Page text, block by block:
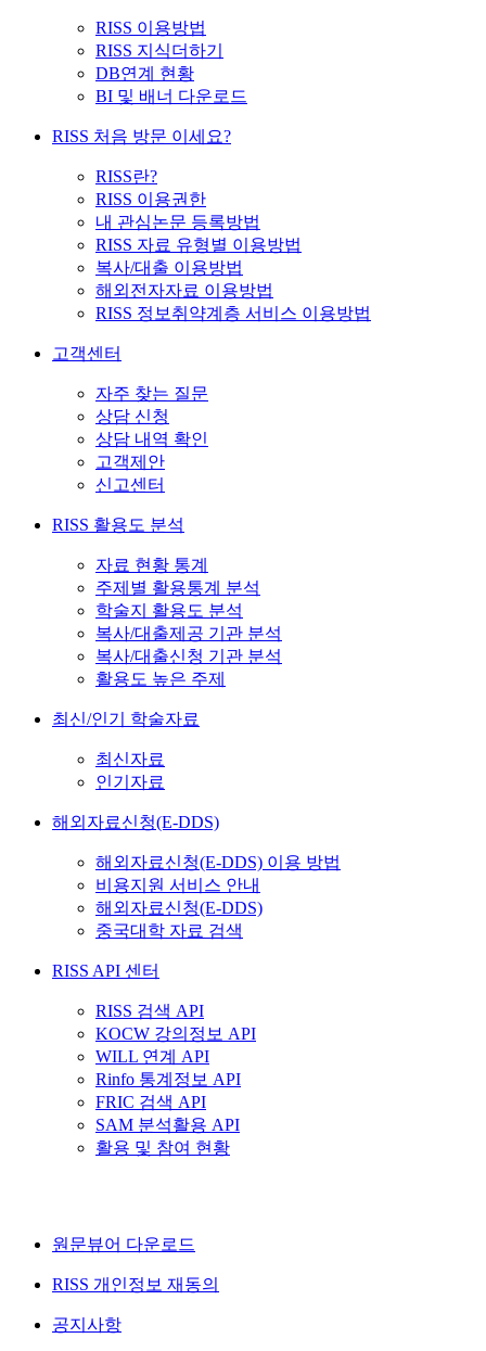
RISS 이용방법
RISS 지식더하기
DB연계 현황
BI 및 배너 다운로드
RISS 처음 방문 이세요?
RISS란?
RISS 이용권한
내 관심논문 등록방법
RISS 자료 유형별 이용방법
복사/대출 이용방법
해외전자자료 이용방법
RISS 정보취약계층 서비스 이용방법
고객센터
자주 찾는 질문
상담 신청
상담 내역 확인
고객제안
신고센터
RISS 활용도 분석
자료 현황 통계
주제별 활용통계 분석
학술지 활용도 분석
복사/대출제공 기관 분석
복사/대출신청 기관 분석
활용도 높은 주제
최신/인기 학술자료
최신자료
인기자료
해외자료신청(E-DDS)
해외자료신청(E-DDS) 이용 방법
비용지원 서비스 안내
해외자료신청(E-DDS)
중국대학 자료 검색
RISS API 센터
RISS 검색 API
KOCW 강의정보 API
WILL 연계 API
Rinfo 통계정보 API
FRIC 검색 API
SAM 분석활용 API
활용 및 참여 현황
원문뷰어 다운로드
RISS 개인정보 재동의
공지사항